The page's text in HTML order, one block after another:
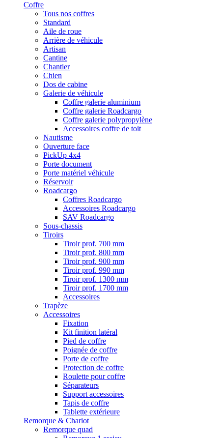
Coffre
Tous nos coffres
Standard
Aile de roue
Arrière de véhicule
Artisan
Cantine
Chantier
Chien
Dos de cabine
Galerie de véhicule
Coffre galerie aluminium
Coffre galerie Roadcargo
Coffre galerie polypropylène
Accessoires coffre de toit
Nautisme
Ouverture face
PickUp 4x4
Porte document
Porte matériel véhicule
Réservoir
Roadcargo
Coffres Roadcargo
Accessoires Roadcargo
SAV Roadcargo
Sous-chassis
Tiroirs
Tiroir prof. 700 mm
Tiroir prof. 800 mm
Tiroir prof. 900 mm
Tiroir prof. 990 mm
Tiroir prof. 1300 mm
Tiroir prof. 1700 mm
Accessoires
Trapèze
Accessoires
Fixation
Kit finition latéral
Pied de coffre
Poignée de coffre
Porte de coffre
Protection de coffre
Roulette pour coffre
Séparateurs
Support accessoires
Tapis de coffre
Tablette extérieure
Remorque & Chariot
Remorque quad